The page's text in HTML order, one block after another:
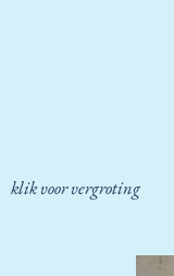
klik voor vergroting